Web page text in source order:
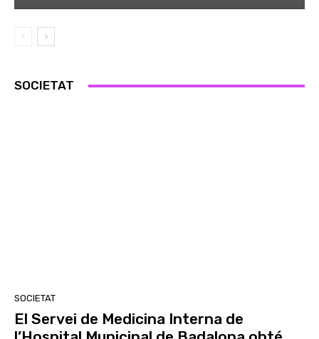
SOCIETAT
SOCIETAT
El Servei de Medicina Interna de